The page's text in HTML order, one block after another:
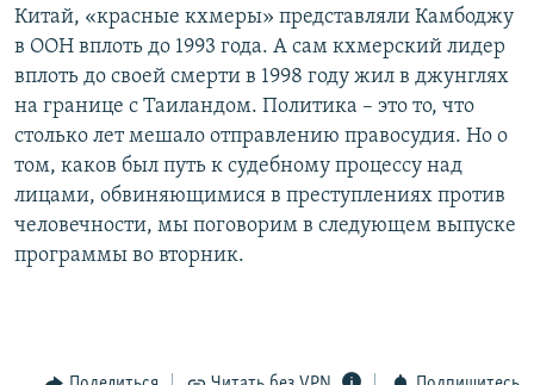
Китай, «красные кхмеры» представляли Камбоджу
в ООН вплоть до 1993 года. А сам кхмерский лидер
вплоть до своей смерти в 1998 году жил в джунглях
на границе с Таиландом. Политика – это то, что
столько лет мешало отправлению правосудия. Но о
том, каков был путь к судебному процессу над
лицами, обвиняющимися в преступлениях против
человечности, мы поговорим в следующем выпуске
программы во вторник.